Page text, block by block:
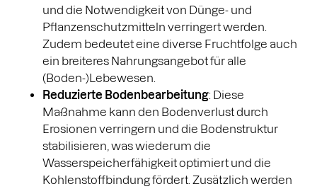
und die Notwendigkeit von Dünge- und
Pflanzenschutzmitteln verringert werden.
Zudem bedeutet eine diverse Fruchtfolge auch
ein breiteres Nahrungsangebot für alle
(Boden-)Lebewesen.
Reduzierte Bodenbearbeitung: Diese
Maßnahme kann den Bodenverlust durch
Erosionen verringern und die Bodenstruktur
stabilisieren, was wiederum die
Wasserspeicherfähigkeit optimiert und die
Kohlenstoffbindung fördert. Zusätzlich werden